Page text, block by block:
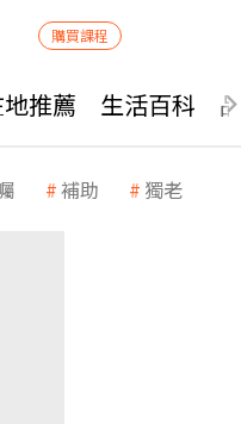
購買課程
推薦 生活百科
補助 獨老